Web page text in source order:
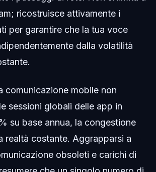
ricostruisce attivamente i
per garantire che la tua voce
dalla volatilità
comunicazione mobile non
sessioni globali delle app in
su base annua, la congestione
realtà costante. Aggrapparsi a
obsoleti e carichi di